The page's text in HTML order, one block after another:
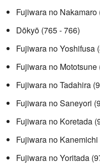
Fujiwara no Nakamaro
Dōkyō (765 - 766)
Fujiwara no Yoshifusa
Fujiwara no Mototsune
Fujiwara no Tadahira
Fujiwara no Saneyori
Fujiwara no Koretada
Fujiwara no Kanemichi
Fujiwara no Yoritada